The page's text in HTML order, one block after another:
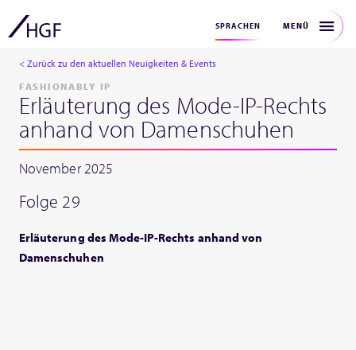
SPRACHEN MENÜ
< Zurück zu den aktuellen Neuigkeiten & Events
FASHIONABLY IP
Erläuterung des Mode-IP-Rechts
anhand von Damenschuhen
November 2025
Folge 29
Erläuterung des Mode-IP-Rechts anhand von
Damenschuhen